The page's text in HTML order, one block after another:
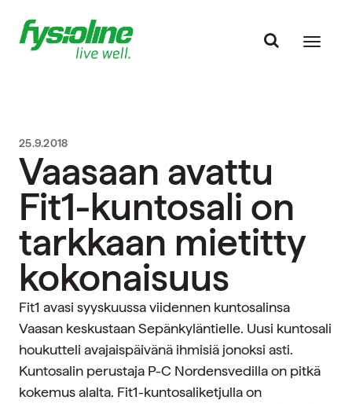
25.9.2018
Vaasaan avattu
Fit1-kuntosali on
tarkkaan mietitty
kokonaisuus
Fit1 avasi syyskuussa viidennen kuntosalinsa
Vaasan keskustaan Sepänkyläntielle. Uusi kuntosali
houkutteli avajaispäivänä ihmisiä jonoksi asti.
Kuntosalin perustaja P-C Nordensvedilla on pitkä
kokemus alalta. Fit1-kuntosaliketjulla on